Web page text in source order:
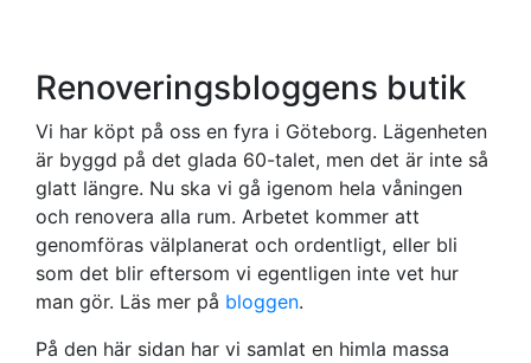
Renoveringsbloggens butik
Vi har köpt på oss en fyra i Göteborg. Lägenheten
är byggd på det glada 60-talet, men det är inte så
glatt längre. Nu ska vi gå igenom hela våningen
och renovera alla rum. Arbetet kommer att
genomföras välplanerat och ordentligt, eller bli
som det blir eftersom vi egentligen inte vet hur
man gör. Läs mer på bloggen.
På den här sidan har vi samlat en himla massa